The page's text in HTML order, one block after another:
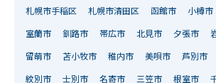
札幌市手稲区 札幌市清田区 函館市 小樽市
室蘭市 釧路市 帯広市 北見市 夕張市
留萌市 苫小牧市 稚内市 美唄市 芦別市
紋別市 士別市 名寄市 三笠市 根室市